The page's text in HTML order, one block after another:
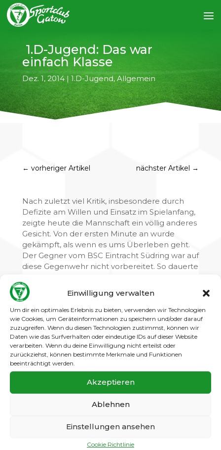
Einwilligung verwalten
Um dir ein optimales Erlebnis zu bieten, verwenden wir Technologien
wie Cookies, um Geräteinformationen zu speichern und/oder darauf
zuzugreifen. Wenn du diesen Technologien zustimmst, können wir
Daten wie das Surfverhalten oder eindeutige IDs auf dieser Website
verarbeiten. Wenn du deine Einwilligung nicht erteilst oder
zurückziehst, können bestimmte Merkmale und Funktionen
beeinträchtigt werden.
Akzeptieren
Ablehnen
Einstellungen ansehen
Cookie Richtlinie
1.D-Jugend: Das war
einfach Klasse
Dez. 1, 2014|1.D-Jugend, Allgemein
← vorheriger Artikel nächster Artikel →
Nach zuletzt viel Kritik, insbesondere durch
Defizite am Willen und Einsatz im Spielanfang,
zeigte heute die Mannschaft ein völlig anderes
Gesicht. Von der ersten Minute an wurde
gekämpft, als wenn es ums Überleben geht.
Der Gegner vom BSC Eintracht Südring war auf
diese Gegenwehr nicht vorbereitet. So dauerte
erzielte. Kurze Zeit später konnte Giuli einen
schnellen Konter zum 2:0 vollenden. Einzigster
Schönheitsfehler vor der Pause war der
Anschlusstreffer des Gegners.
In der zweiten Halbzeit wurde nahtlos an die
Leistung der Ersten angeknüpft. Es wurde
Spielzüge vorgetragen, die die große Fan
dieser Angriffe konnte Max H. erfolgreich und
Möglichkeiten wurden erarbeitet, blieben aber
ohne zählbaren Erfolg. Macht weiter so Jungs,
das war von jedem Einzelnen eine Top